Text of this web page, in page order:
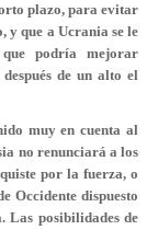
plazo, para evitar
y que a Ucrania se le
podría mejorar
de un alto el
muy en cuenta al
no renunciará a los
por la fuerza, o
Occidente dispuesto
Las posibilidades de